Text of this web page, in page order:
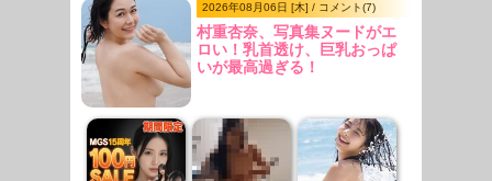
2026年08月06日 [木] / コメント(7)
村重杏奈、写真集ヌードがエ
ロい！乳首透け、巨乳おっぱ
いが最高過ぎる！